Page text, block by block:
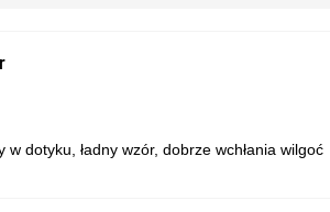
w dotyku, ładny wzór, dobrze wchłania wilgoć